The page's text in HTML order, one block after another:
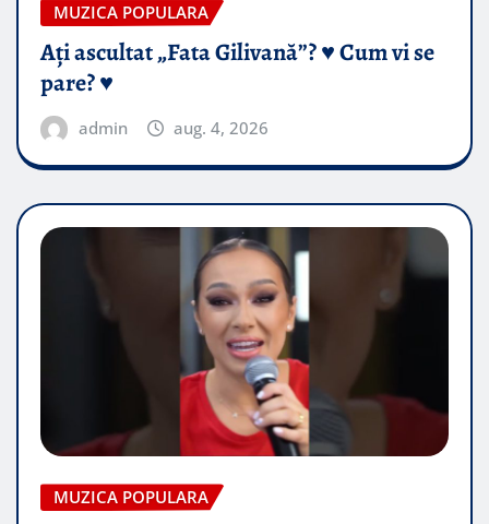
MUZICA POPULARA
Ați ascultat „Fata Gilivană”? ♥️ Cum vi se
pare? ♥️
admin aug. 4, 2026
MUZICA POPULARA